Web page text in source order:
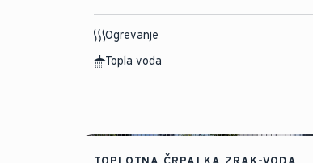
Ogrevanje
Topla voda